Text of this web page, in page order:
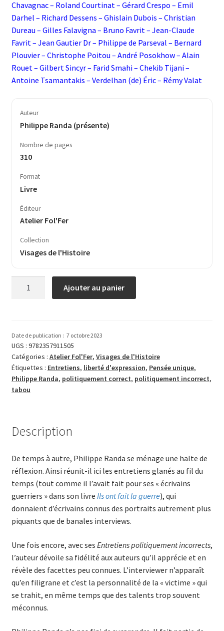
Chavagnac – Roland Courtinat – Gérard Crespo – Emil
Darhel – Richard Dessens – Ghislain Dubois – Christian
Dureau – Gilles Falavigna – Bruno Favrit – Jean-Claude
Favrit – Jean Gautier Dr – Philippe de Parseval – Bernard
Plouvier – Christophe Poitou – André Posokhow – Alain
Rouet – Gilbert Sincyr – Farid Smahi – Chekib Tijani –
Antoine Tsamantakis – Verdelhan (de) Éric – Rémy Valat
Auteur
Philippe Randa (présente)
Nombre de pages
310
Format
Livre
Éditeur
Atelier Fol'Fer
Collection
Visages de l'Histoire
incorrects
(volume
3)
Ajouter au panier
Date de publication : 7 octobre 2023
UGS : 9782357911505
Catégories : Atelier Fol'Fer, Visages de l'Histoire
Étiquettes : Entretiens, liberté d'expression, Pensée unique,
Philippe Randa, politiquement correct, politiquement incorrect,
tabou
Description
De temps à autre, Philippe Randa se ménage une halte de
réflexion. Ainsi réunit-il ici les entretiens glanés au fil du
temps (tout comme il l’avait fait pour ses « écrivains
guerriers » dans son livre Ils ont fait la guerre), qui
donnaient d’écrivains connus des portraits autrement plus
piquants que de banales interviews.
Une fois encore, avec ses Entretiens politiquement incorrects,
l’auteur dévoile sa fidélité aux auteurs qu’il apprécie et en
révèle des facettes peu connues. L’interviewer n’apparaît
qu’en filigrane et c’est la personnalité de la « victime » qui
se trahit, en même temps que des talents trop souvent
méconnus.